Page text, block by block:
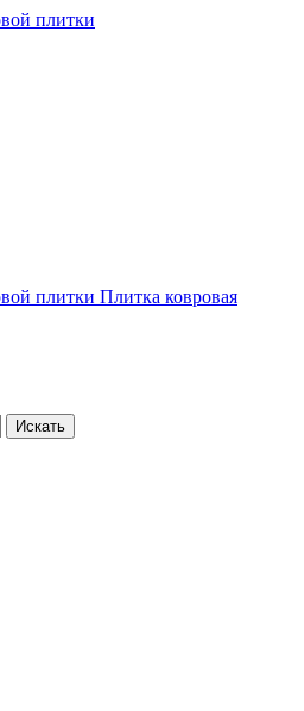
Плитка ковровая
Искать